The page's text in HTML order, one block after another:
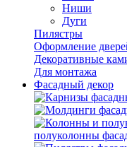
Ниши
Дуги
Пилястры
Оформление
Декоративные
Для монтажа
Фасадный декор
полуколонны